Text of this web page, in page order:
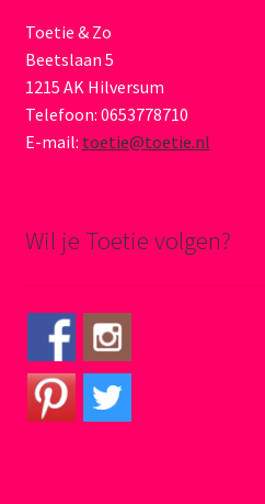
Toetie & Zo
Beetslaan 5
1215 AK Hilversum
Telefoon: 0653778710
E-mail: toetie@toetie.nl
Wil je Toetie volgen?